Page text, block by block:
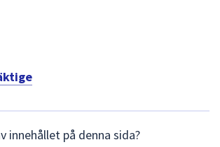
innehållet på denna sida?